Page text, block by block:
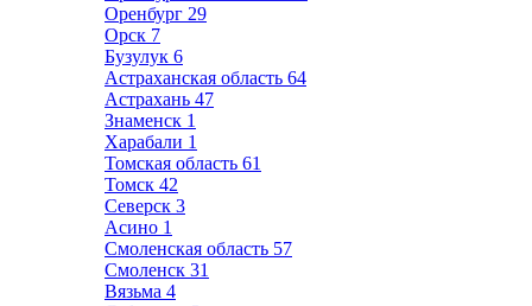
Оренбург 29
Орск 7
Бузулук 6
Астраханская область 64
Астрахань 47
Знаменск 1
Харабали 1
Томская область 61
Томск 42
Северск 3
Асино 1
Смоленская область 57
Смоленск 31
Вязьма 4